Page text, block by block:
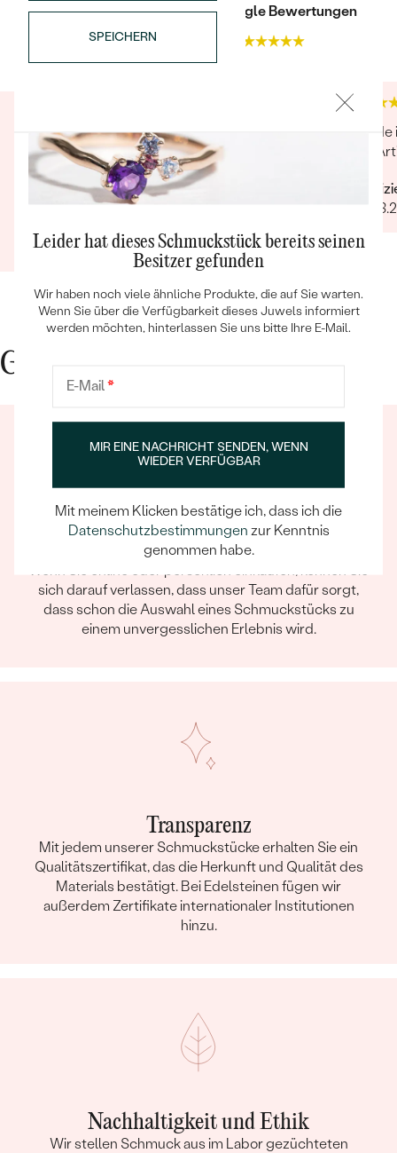
Bestseller
ANSEHEN
SPEICHERN
Trusted shop BewertungenGoogle Bewertungen
Wieder schnelle, hilfsbereite und freundliche
Kommunikation. Auch dieses Mal konnten alle
meine Wünsche schnell und problemlos
umgesetzt werden. Wenn's um hochwertigen,
individuellen und nachhaltigen Schmuck geht,
ist Eppi meine Empfehlung!
12.09.2022
Ganze Bewertung anzeigen
der
Gute Gründe für Eppi
Ein Eppi-sches Erlebnis
sich darauf verlassen, dass unser Team dafür sorgt,
dass schon die Auswahl eines Schmuckstücks zu
einem unvergesslichen Erlebnis wird.
Transparenz
Mit jedem unserer Schmuckstücke erhalten Sie ein
Qualitätszertifikat, das die Herkunft und Qualität des
Materials bestätigt. Bei Edelsteinen fügen wir
außerdem Zertifikate internationaler Institutionen
hinzu.
Nachhaltigkeit und Ethik
Wir stellen Schmuck aus im Labor gezüchteten
Leider hat dieses Schmuckstück bereits seinen
Besitzer gefunden
Wir haben noch viele ähnliche Produkte, die auf Sie warten.
Wenn Sie über die Verfügbarkeit dieses Juwels informiert
werden möchten, hinterlassen Sie uns bitte Ihre E-Mail.
E-Mail*
MIR EINE NACHRICHT SENDEN, WENN
WIEDER VERFÜGBAR
Mit meinem Klicken bestätige ich, dass ich die
Datenschutzbestimmungen zur Kenntnis
genommen habe.